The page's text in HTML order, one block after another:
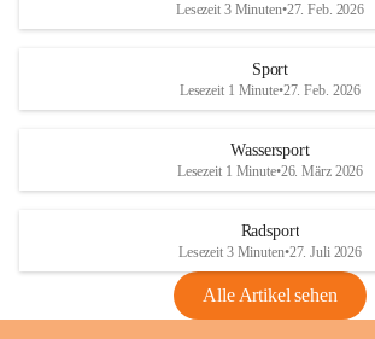
Maßnahmen zur Bekämpfung
Rebe und der Amerikanischen
Anhang VBl. EU Nr. 18
1 Seite•1,4 MB
VBl. EU Nr. 18_2026
Lesezeit 3 Minuten•27. Feb. 2026
Sport
Lesezeit 1 Minute•27. Feb. 2026
Wassersport
Lesezeit 1 Minute•26. März 2026
Radsport
Lesezeit 3 Minuten•27. Juli 2026
Alle Artikel sehen